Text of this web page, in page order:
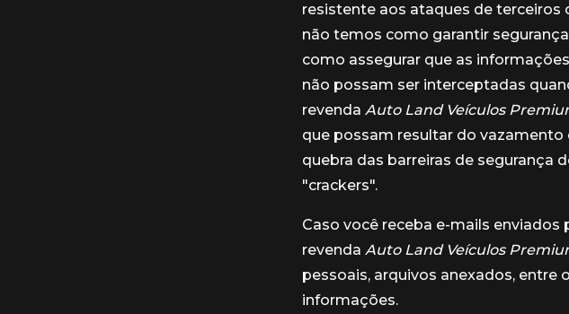
resistente aos ataques de terceiros
não temos como garantir
como assegurar que as
não possam ser interceptadas
revenda Auto Land Veículos
que possam resultar do
quebra das barreiras de segurança
"crackers".
Caso você receba e-mails
revenda Auto Land Veículos
pessoais, arquivos anexados, entre
informações.